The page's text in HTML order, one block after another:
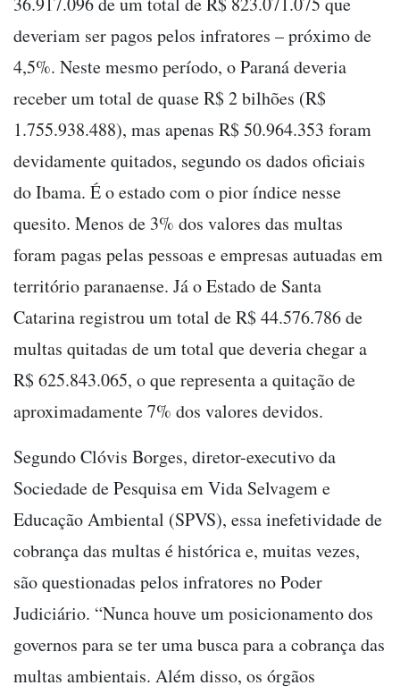
deveriam ser pagos pelos infratores – próximo de
4,5%. Neste mesmo período, o Paraná deveria
receber um total de quase R$ 2 bilhões (R$
1.755.938.488), mas apenas R$ 50.964.353 foram
devidamente quitados, segundo os dados oficiais
do Ibama. É o estado com o pior índice nesse
quesito. Menos de 3% dos valores das multas
foram pagas pelas pessoas e empresas autuadas em
território paranaense. Já o Estado de Santa
Catarina registrou um total de R$ 44.576.786 de
multas quitadas de um total que deveria chegar a
R$ 625.843.065, o que representa a quitação de
aproximadamente 7% dos valores devidos.
Segundo Clóvis Borges, diretor-executivo da
Sociedade de Pesquisa em Vida Selvagem e
Educação Ambiental (SPVS), essa inefetividade de
cobrança das multas é histórica e, muitas vezes,
são questionadas pelos infratores no Poder
Judiciário. “Nunca houve um posicionamento dos
governos para se ter uma busca para a cobrança das
multas ambientais. Além disso, os órgãos